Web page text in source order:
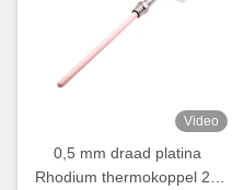
Video
0,5 mm draad platina
Rhodium thermokoppel 25